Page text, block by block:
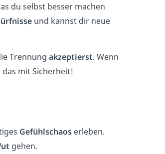
du selbst besser machen
und kannst dir neue
Trennung akzeptierst. Wenn
mit Sicherheit!
Gefühlschaos erleben.
gehen.